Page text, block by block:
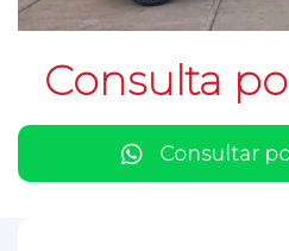
Consulta
Consultar